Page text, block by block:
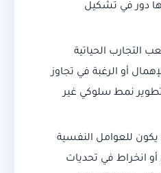
دور في تشكيل
التجارب الحياتية
أو الرغبة في تجاوز
نمط سلوكي غير
يكون للعوامل النفسية
انخراط في تحديات